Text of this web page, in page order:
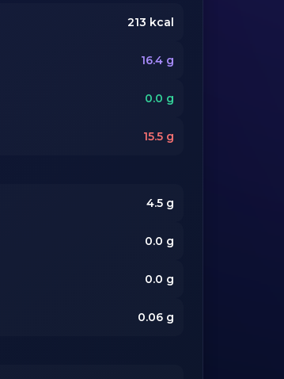
213 kcal
16.4 g
0.0 g
15.5 g
4.5 g
0.0 g
0.0 g
0.06 g